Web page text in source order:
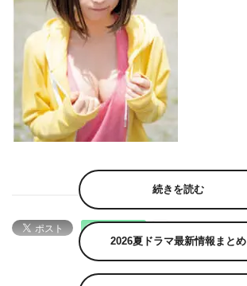
続きを読む
2026夏ドラマ最新情報まとめ